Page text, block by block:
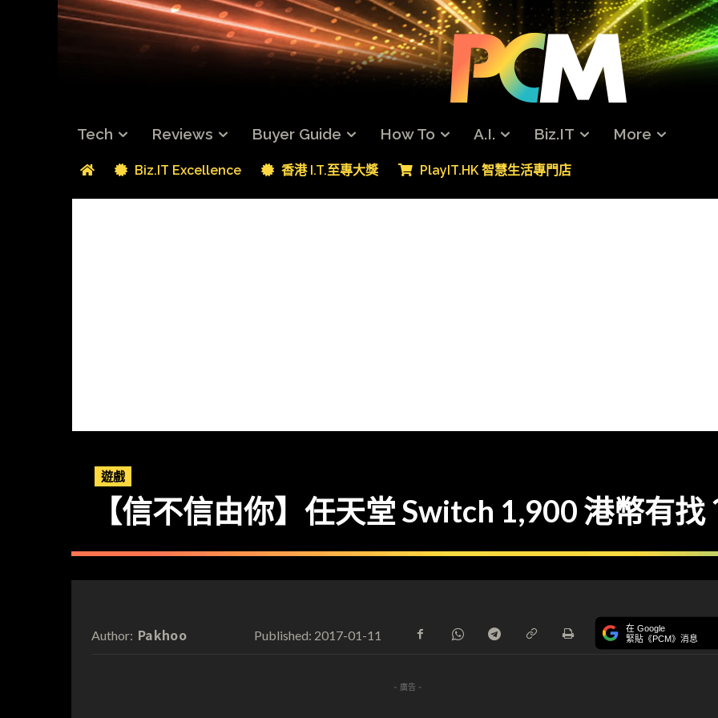
Tech Reviews Buyer Guide How To A.I. Biz.IT More
Biz.IT Excellence 香港 I.T.至專大獎 PlayIT.HK 智慧生活專門店
遊戲
【信不信由你】任天堂 Switch 1,900 港幣有找
Author: Pakhoo Published: 2017-01-11 在 Google
緊貼《PCM》消息
- 廣告 -